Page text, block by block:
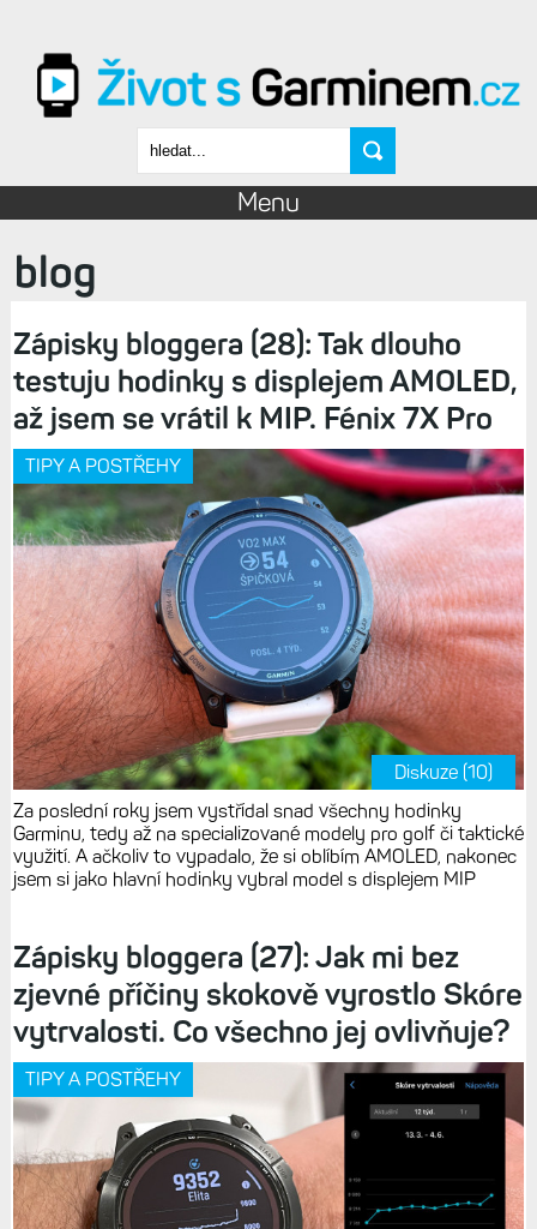
Vyhledávání
Menu
blog
Zápisky bloggera (28): Tak dlouho
testuju hodinky s displejem AMOLED,
až jsem se vrátil k MIP. Fénix 7X Pro
TIPY A POSTŘEHY
Diskuze (10)
Za poslední roky jsem vystřídal snad všechny hodinky
Garminu, tedy až na specializované modely pro golf či taktické
využití. A ačkoliv to vypadalo, že si oblíbím AMOLED, nakonec
jsem si jako hlavní hodinky vybral model s displejem MIP
Zápisky bloggera (27): Jak mi bez
zjevné příčiny skokově vyrostlo Skóre
vytrvalosti. Co všechno jej ovlivňuje?
TIPY A POSTŘEHY